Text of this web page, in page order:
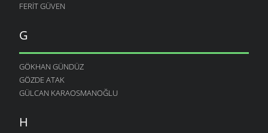
FERIT GÜVEN
G
GÖKHAN GÜNDÜZ
GÖZDE ATAK
GÜLCAN KARAOSMANOĞLU
H